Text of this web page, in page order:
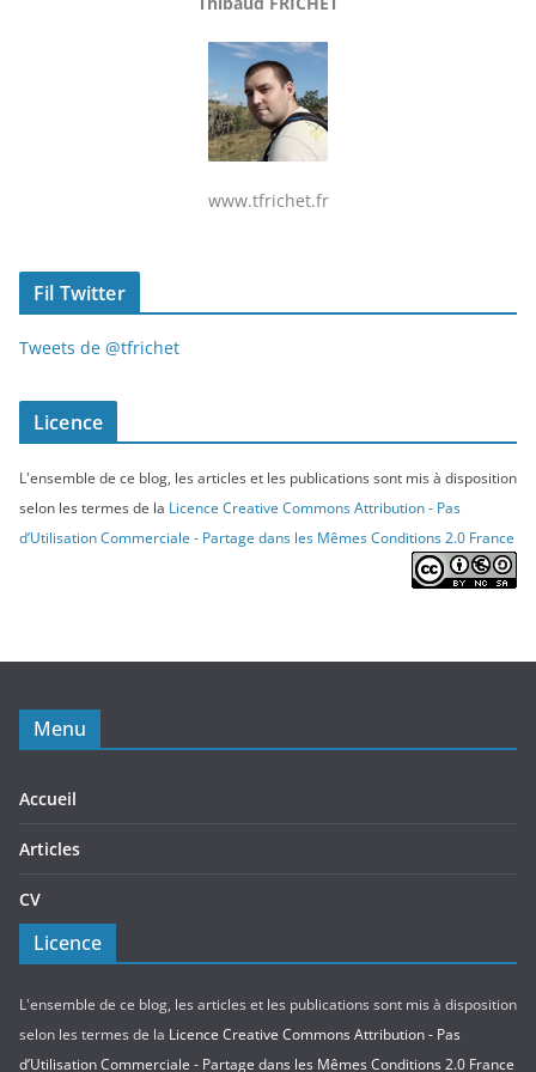
www.tfrichet.fr
Fil Twitter
Tweets de @tfrichet
Licence
L'ensemble de ce blog, les articles et les publications sont mis à disposition
selon les termes de la Licence Creative Commons Attribution - Pas
d’Utilisation Commerciale - Partage dans les Mêmes Conditions 2.0 France
Menu
Accueil
Articles
CV
Licence
L'ensemble de ce blog, les articles et les publications sont mis à disposition
selon les termes de la Licence Creative Commons Attribution - Pas
d’Utilisation Commerciale - Partage dans les Mêmes Conditions 2.0 France